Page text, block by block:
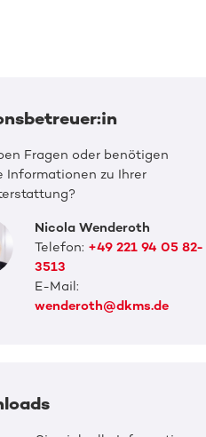
Fragen oder benötigen
Informationen zu Ihrer
Nicola Wenderoth
Telefon: +49 221 94 05 82-
3513
E-Mail:
wenderoth@dkms.de